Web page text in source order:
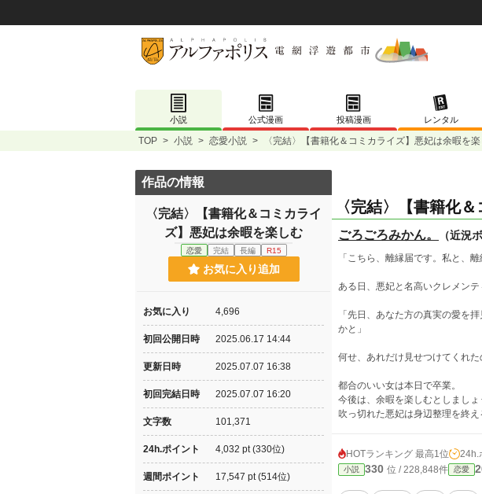
小説 公式漫画 投稿漫画 レンタル
TOP > 小説 > 恋愛小説 > 〈完結〉【書籍化＆コミカライズ】悪妃は余暇を
〈完結〉【書籍化
ごろごろみかん。 （近況
「こちら、離縁届です。私と、
ある日、悪妃と名高いクレメン
「先日、あなた方の真実の愛を
かと」
何せ、あれだけ見せつけてくれ
都合のいい女は本日で卒業。
今後は、余暇を楽しむとしましょ
吹っ切れた悪妃は身辺整理を終
HOTランキング 最高1位 24h.
小説 330 位 / 228,848件 恋愛
作品の情報
〈完結〉【書籍化＆コミカライ
ズ】悪妃は余暇を楽しむ
恋愛 完結 長編 R15
お気に入り追加
お気に入り 4,696
初回公開日時 2025.06.17 14:44
更新日時 2025.07.07 16:38
初回完結日時 2025.07.07 16:20
文字数 101,371
24h.ポイント 4,032 pt (330位)
週間ポイント 17,547 pt (514位)